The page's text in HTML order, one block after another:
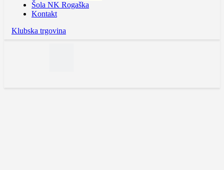
Šola NK Rogaška
Kontakt
Klubska trgovina